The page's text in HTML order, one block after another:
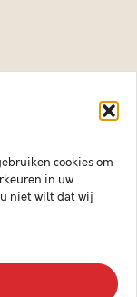
cookies om
in uw
niet wilt dat wij
BIV 505084
BA &
730.390.160)